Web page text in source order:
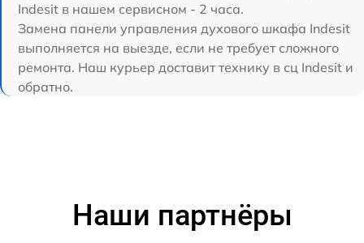
Indesit в нашем сервисном - 2 часа.
Замена панели управления духового шкафа Indesit
выполняется на выезде, если не требует сложного
ремонта. Наш курьер доставит технику в сц Indesit и
обратно.
Наши партнёры